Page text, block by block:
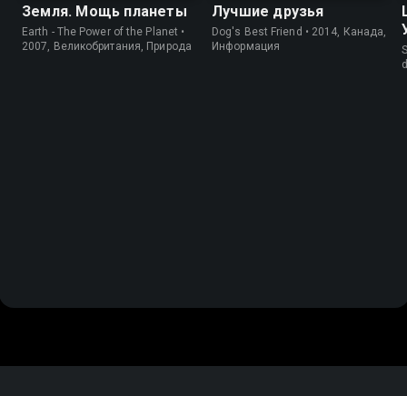
Земля. Мощь планеты
Earth - The Power of the Planet •
2007, Великобритания, Природа
Лучшие друзья
Dog's Best Friend • 2014, Канада,
Информация